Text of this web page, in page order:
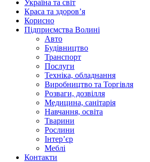
Україна та світ
Краса та здоров’я
Корисно
Підприємства Волині
Авто
Будівництво
Транспорт
Послуги
Техніка, обладнання
Виробництво та Торгівля
Розваги, дозвілля
Медицина, санітарія
Навчання, освіта
Тварини
Рослини
Інтер’єр
Меблі
Контакти